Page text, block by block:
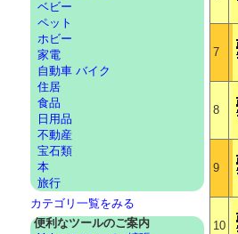
7
8
9
10
ベビー
ペット
ホビー
家電
自動車 バイク
住居
食品
日用品
不動産
宝石類
本
旅行
カテゴリ一覧をみる
便利なツールのご案内